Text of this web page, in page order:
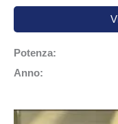
Potenza:
Anno: